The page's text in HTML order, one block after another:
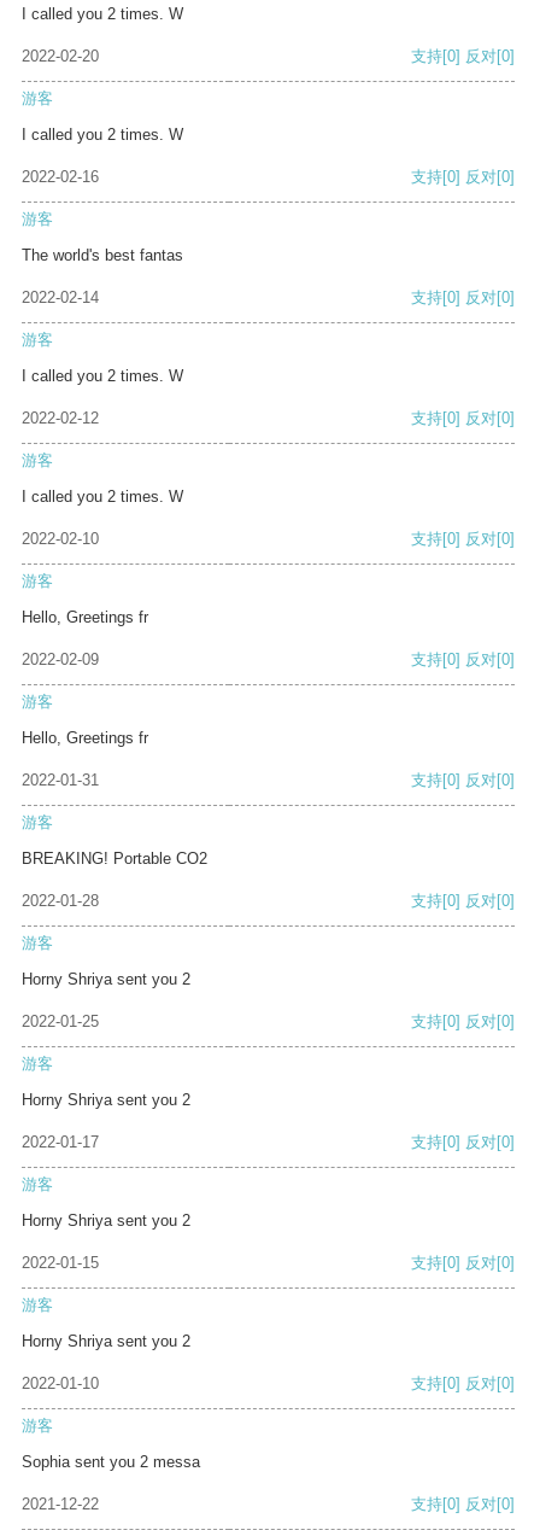
I called you 2 times. W
2022-02-20 支持[0] 反对[0]
游客
I called you 2 times. W
2022-02-16 支持[0] 反对[0]
游客
The world's best fantas
2022-02-14 支持[0] 反对[0]
游客
I called you 2 times. W
2022-02-12 支持[0] 反对[0]
游客
I called you 2 times. W
2022-02-10 支持[0] 反对[0]
游客
Hello, Greetings fr
2022-02-09 支持[0] 反对[0]
游客
Hello, Greetings fr
2022-01-31 支持[0] 反对[0]
游客
BREAKING! Portable CO2
2022-01-28 支持[0] 反对[0]
游客
Horny Shriya sent you 2
2022-01-25 支持[0] 反对[0]
游客
Horny Shriya sent you 2
2022-01-17 支持[0] 反对[0]
游客
Horny Shriya sent you 2
2022-01-15 支持[0] 反对[0]
游客
Horny Shriya sent you 2
2022-01-10 支持[0] 反对[0]
游客
Sophia sent you 2 messa
2021-12-22 支持[0] 反对[0]